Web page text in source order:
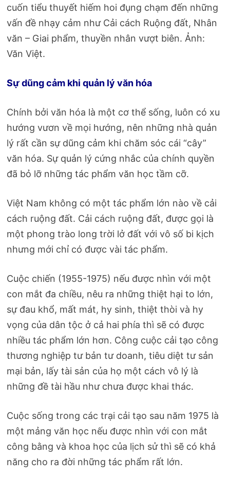
cuốn tiểu thuyết hiếm hoi đụng chạm đến những
vấn đề nhạy cảm như Cải cách Ruộng đất, Nhân
văn – Giai phẩm, thuyền nhân vượt biên. Ảnh:
Văn Việt.
Sự dũng cảm khi quản lý văn hóa
Chính bởi văn hóa là một cơ thể sống, luôn có xu
hướng vươn về mọi hướng, nên những nhà quản
lý rất cần sự dũng cảm khi chăm sóc cái “cây”
văn hóa. Sự quản lý cứng nhắc của chính quyền
đã bỏ lỡ những tác phẩm văn học tầm cỡ.
Việt Nam không có một tác phẩm lớn nào về cải
cách ruộng đất. Cải cách ruộng đất, được gọi là
một phong trào long trời lở đất với vô số bi kịch
nhưng mới chỉ có được vài tác phẩm.
Cuộc chiến (1955-1975) nếu được nhìn với một
con mắt đa chiều, nêu ra những thiệt hại to lớn,
sự đau khổ, mất mát, hy sinh, thiệt thòi và hy
vọng của dân tộc ở cả hai phía thì sẽ có được
nhiều tác phẩm lớn hơn. Công cuộc cải tạo công
thương nghiệp tư bản tư doanh, tiêu diệt tư sản
mại bản, lấy tài sản của họ một cách vô lý là
những đề tài hầu như chưa được khai thác.
Cuộc sống trong các trại cải tạo sau năm 1975 là
một mảng văn học nếu được nhìn với con mắt
công bằng và khoa học của lịch sử thì sẽ có khả
năng cho ra đời những tác phẩm rất lớn.